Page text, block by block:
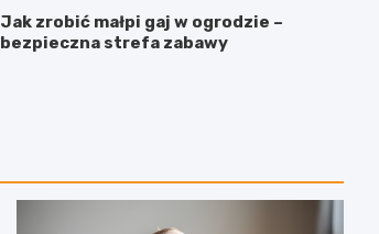
Jak zrobić małpi gaj w ogrodzie –
bezpieczna strefa zabawy